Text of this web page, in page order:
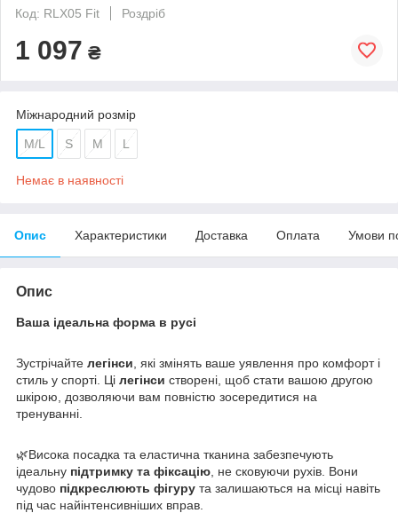
Код: RLX05 Fit
Роздріб
1 097 ₴
Міжнародний розмір
M/L S M L
Немає в наявності
Опис Характеристики Доставка Оплата Умови
Опис
Ваша ідеальна форма в русі
Зустрічайте легінси , які змінять ваше уявлення про комфорт і
стиль у спорті. Ці легінси створені, щоб стати вашою другою
шкірою, дозволяючи вам повністю зосередитися на
тренуванні.
🌿​Висока посадка та еластична тканина забезпечують
ідеальну підтримку та фіксацію , не сковуючи рухів. Вони
чудово підкреслюють фігуру та залишаються на місці навіть
під час найінтенсивніших вправ.